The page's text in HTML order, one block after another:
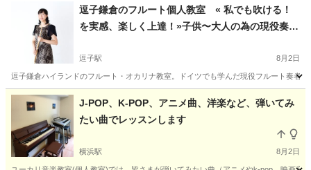
逗子鎌倉のフルート個人教室 « 私でも吹ける！
を実感、楽しく上達！»子供〜大人の為の現役奏者
逗子駅 8月2日
逗子鎌倉ハイランドのフルート・オカリナ教室。ドイツでも学んだ現役フルート奏者
神奈川 逗子市 先生
J-POP、K-POP、アニメ曲、洋楽など、弾いてみ
たい曲でレッスンします
横浜駅 8月2日